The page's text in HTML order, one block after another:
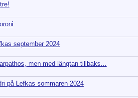
september 2024
men med längtan tillbaks...
på Lefkas sommaren 2024